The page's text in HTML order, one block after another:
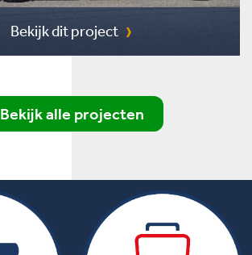
Bekijk dit project
Bekijk alle projecten